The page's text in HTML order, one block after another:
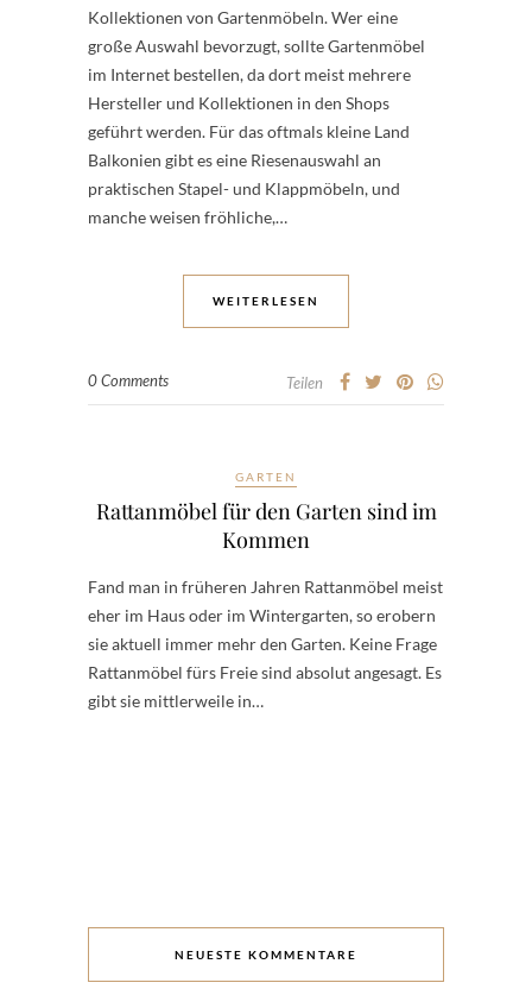
Kollektionen von Gartenmöbeln. Wer eine
große Auswahl bevorzugt, sollte Gartenmöbel
im Internet bestellen, da dort meist mehrere
Hersteller und Kollektionen in den Shops
geführt werden. Für das oftmals kleine Land
Balkonien gibt es eine Riesenauswahl an
praktischen Stapel- und Klappmöbeln, und
manche weisen fröhliche,…
WEITERLESEN
0 Comments Teilen
GARTEN
Rattanmöbel für den Garten sind im
Kommen
Fand man in früheren Jahren Rattanmöbel meist
eher im Haus oder im Wintergarten, so erobern
sie aktuell immer mehr den Garten. Keine Frage
Rattanmöbel fürs Freie sind absolut angesagt. Es
gibt sie mittlerweile in…
NEUESTE KOMMENTARE